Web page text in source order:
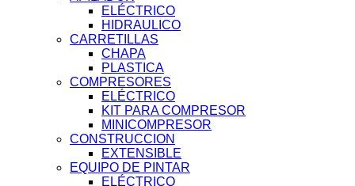
ELÉCTRICO
HIDRAULICO
CARRETILLAS
CHAPA
PLASTICA
COMPRESORES
ELÉCTRICO
KIT PARA COMPRESOR
MINICOMPRESOR
CONSTRUCCION
EXTENSIBLE
EQUIPO DE PINTAR
ELÉCTRICO